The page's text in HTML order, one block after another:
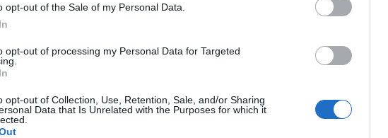
opt-out of the Sale of my Personal Data.
opt-out of processing my Personal Data for Targeted
opt-out of Collection, Use, Retention, Sale, and/or Sharing
Data that Is Unrelated with the Purposes for which it